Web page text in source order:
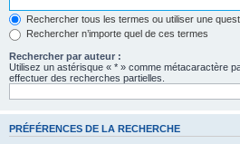
Rechercher tous les termes ou utiliser une
Rechercher n’importe quel de ces termes
Rechercher par auteur :
Utilisez un astérisque « * » comme métacaractère
effectuer des recherches partielles.
PRÉFÉRENCES DE LA RECHERCHE